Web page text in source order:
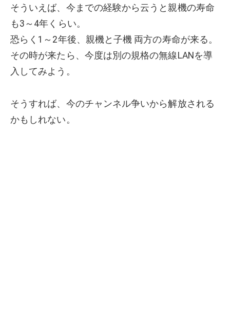
そういえば、今までの経験から云うと親機の寿命
も3～4年くらい。
恐らく1～2年後、親機と子機 両方の寿命が来る。
その時が来たら、今度は別の規格の無線LANを導
入してみよう。
そうすれば、今のチャンネル争いから解放される
かもしれない。